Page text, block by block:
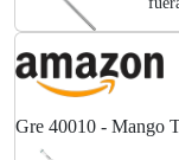
Gre 40010 - Mango
de 1,80 m)